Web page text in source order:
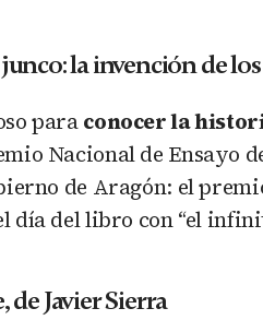
la invención de
paraconocer la
Nacional de Ensayo
de Aragón: el
día del libro con “el
de Javier Sierra